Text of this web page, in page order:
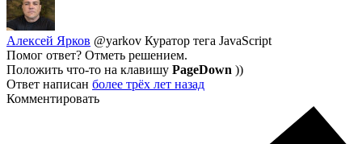
Алексей Ярков @yarkov Куратор тега JavaScript
Помог ответ? Отметь решением.
Положить что-то на клавишу PageDown ))
Ответ написан более трёх лет назад
Комментировать